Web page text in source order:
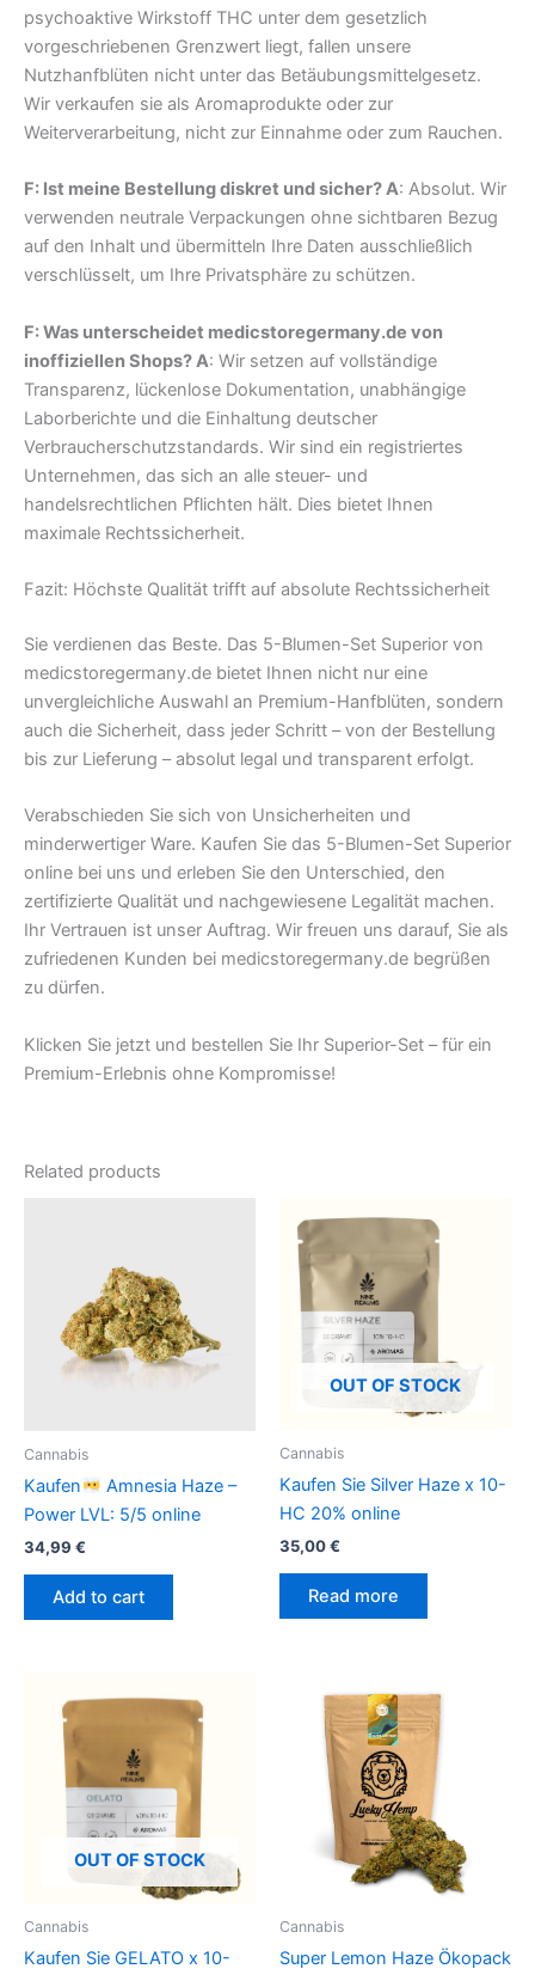
psychoaktive Wirkstoff THC unter dem gesetzlich
vorgeschriebenen Grenzwert liegt, fallen unsere
Nutzhanfblüten nicht unter das Betäubungsmittelgesetz.
Wir verkaufen sie als Aromaprodukte oder zur
Weiterverarbeitung, nicht zur Einnahme oder zum Rauchen.
F: Ist meine Bestellung diskret und sicher? A: Absolut. Wir
verwenden neutrale Verpackungen ohne sichtbaren Bezug
auf den Inhalt und übermitteln Ihre Daten ausschließlich
verschlüsselt, um Ihre Privatsphäre zu schützen.
F: Was unterscheidet medicstoregermany.de von
inoffiziellen Shops? A: Wir setzen auf vollständige
Transparenz, lückenlose Dokumentation, unabhängige
Laborberichte und die Einhaltung deutscher
Verbraucherschutzstandards. Wir sind ein registriertes
Unternehmen, das sich an alle steuer- und
handelsrechtlichen Pflichten hält. Dies bietet Ihnen
maximale Rechtssicherheit.
Fazit: Höchste Qualität trifft auf absolute Rechtssicherheit
Sie verdienen das Beste. Das 5-Blumen-Set Superior von
medicstoregermany.de bietet Ihnen nicht nur eine
unvergleichliche Auswahl an Premium-Hanfblüten, sondern
auch die Sicherheit, dass jeder Schritt – von der Bestellung
bis zur Lieferung – absolut legal und transparent erfolgt.
Verabschieden Sie sich von Unsicherheiten und
minderwertiger Ware. Kaufen Sie das 5-Blumen-Set Superior
online bei uns und erleben Sie den Unterschied, den
zertifizierte Qualität und nachgewiesene Legalität machen.
Ihr Vertrauen ist unser Auftrag. Wir freuen uns darauf, Sie als
zufriedenen Kunden bei medicstoregermany.de begrüßen
zu dürfen.
Klicken Sie jetzt und bestellen Sie Ihr Superior-Set – für ein
Premium-Erlebnis ohne Kompromisse!
Related products
Cannabis
Kaufen
Amnesia Haze –
Power LVL: 5/5 online
34,99 €
Add to cart
OUT OF STOCK
Cannabis
Kaufen Sie Silver Haze x 10-
HC 20% online
35,00€
Read more
OUT OF STOCK
Cannabis
Kaufen Sie GELATO x 10-
Cannabis
Super Lemon Haze Ökopack